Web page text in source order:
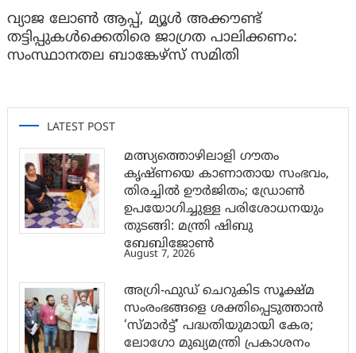
വ്യാജ ലോൺ ആപ്പ്, മ്യൂൾ അക്കൗണ്ട്
തട്ടിപ്പുകൾക്കെതിരെ ജാ​ഗ്രത പാലിക്കണം:
സംസ്ഥാനതല ബാങ്കേഴ്സ് സമിതി
LATEST POST
മത്സ്യത്തൊഴിലാളി ഗൗതം
കൃഷ്ണയെ കാണാതായ സംഭവം,
തിരച്ചിൽ ഊർജിതം; ഡ്രോണ്‍
ഉപയോഗിച്ചുള്ള പരിശോധനയും
തുടങ്ങി: മന്ത്രി ഷിബു
ബേബിജോണ്‍
August 7, 2026
അഗ്രി-ഫുഡ് ചെറുകിട സൂക്ഷ്മ
സംരംഭങ്ങളെ ശക്തിപ്പെടുത്താന്‍
‘സ്മാര്‍ട്ട്’ പദ്ധതിയുമായി കേര;
ലോഗോ മുഖ്യമന്ത്രി പ്രകാശനം